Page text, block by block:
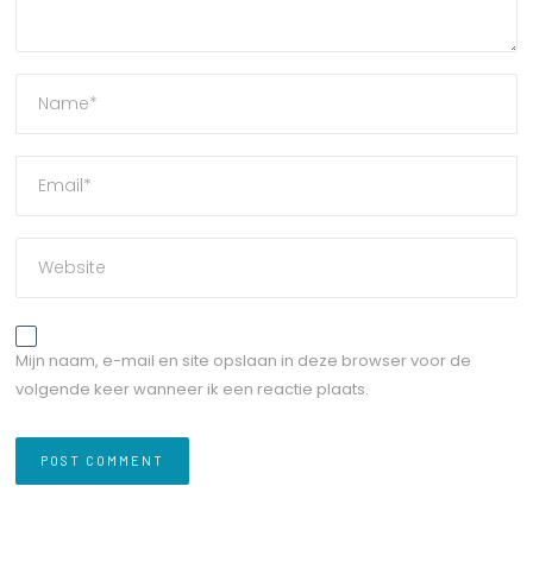
Mijn naam, e-mail en site opslaan in deze browser voor de
volgende keer wanneer ik een reactie plaats.